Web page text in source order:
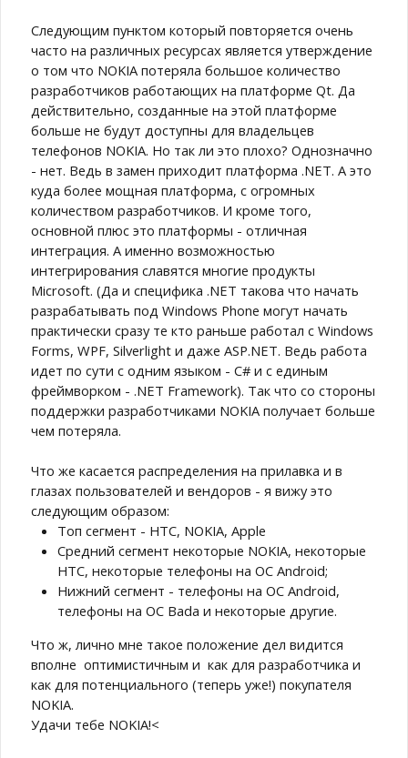
Следующим пунктом который повторяется очень
часто на различных ресурсах является утверждение
о том что NOKIA потеряла большое количество
разработчиков работающих на платформе Qt. Да
действительно, созданные на этой платформе
больше не будут доступны для владельцев
телефонов NOKIA. Но так ли это плохо? Однозначно
- нет. Ведь в замен приходит платформа .NET. А это
куда более мощная платформа, с огромных
количеством разработчиков. И кроме того,
основной плюс это платформы - отличная
интеграция. А именно возможностью
интегрирования славятся многие продукты
Microsoft. (Да и специфика .NET такова что начать
разрабатывать под Windows Phone могут начать
практически сразу те кто раньше работал с Windows
Forms, WPF, Silverlight и даже ASP.NET. Ведь работа
идет по сути с одним языком - C# и с единым
фреймворком - .NET Framework). Так что со стороны
поддержки разработчиками NOKIA получает больше
чем потеряла.
Что же касается распределения на прилавка и в
глазах пользователей и вендоров - я вижу это
следующим образом:
Топ сегмент - HTC, NOKIA, Apple
Средний сегмент некоторые NOKIA, некоторые
HTC, некоторые телефоны на ОС Android;
Нижний сегмент - телефоны на ОС Android,
телефоны на ОС Bada и некоторые другие.
Что ж, лично мне такое положение дел видится
вполне оптимистичным и как для разработчика и
как для потенциального (теперь уже!) покупателя
NOKIA.
Удачи тебе NOKIA!<